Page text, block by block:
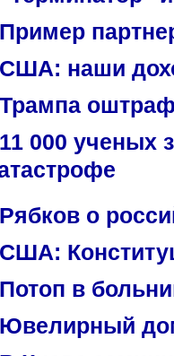
Пример
США: наши
Трампа
11 000 ученых
Рябков о
США:
Потоп в
Ювелирный